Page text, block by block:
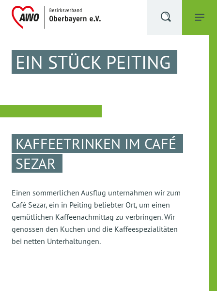
EIN STÜCK PEITING
KAFFEETRINKEN IM CAFÉ
SEZAR
Einen sommerlichen Ausflug unternahmen wir zum
Café Sezar, ein in Peiting beliebter Ort, um einen
gemütlichen Kaffeenachmittag zu verbringen. Wir
genossen den Kuchen und die Kaffeespezialitäten
bei netten Unterhaltungen.